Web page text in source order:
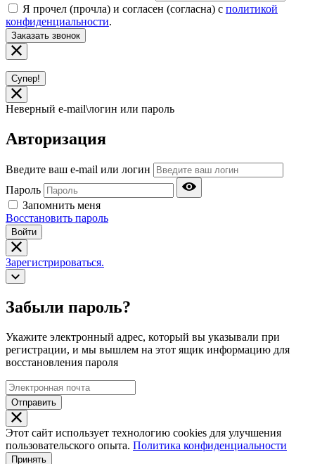
Я прочел (прочла) и согласен (согласна) с политикой
конфиденциальности.
Заказать звонок
Супер!
Неверный e-mail\логин или пароль
Авторизация
Введите ваш e-mail или логин
Пароль
Запомнить меня
Восстановить пароль
Войти
Зарегистрироваться.
Забыли пароль?
Укажите электронный адрес, который вы указывали при
регистрации, и мы вышлем на этот ящик информацию для
восстановления пароля
Отправить
Этот сайт использует технологию cookies для улучшения
пользовательского опыта. Политика конфиденциальности
Принять